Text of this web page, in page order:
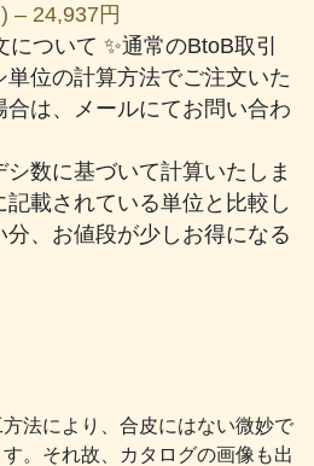
– 24,937円
ついて ✨通常のBtoB取引
位の計算方法でご注文いた
は、メールにてお問い合わ
数に基づいて計算いたしま
載されている単位と比較し
、お値段が少しお得になる
法により、合皮にはない微妙で
。それ故、カタログの画像も出